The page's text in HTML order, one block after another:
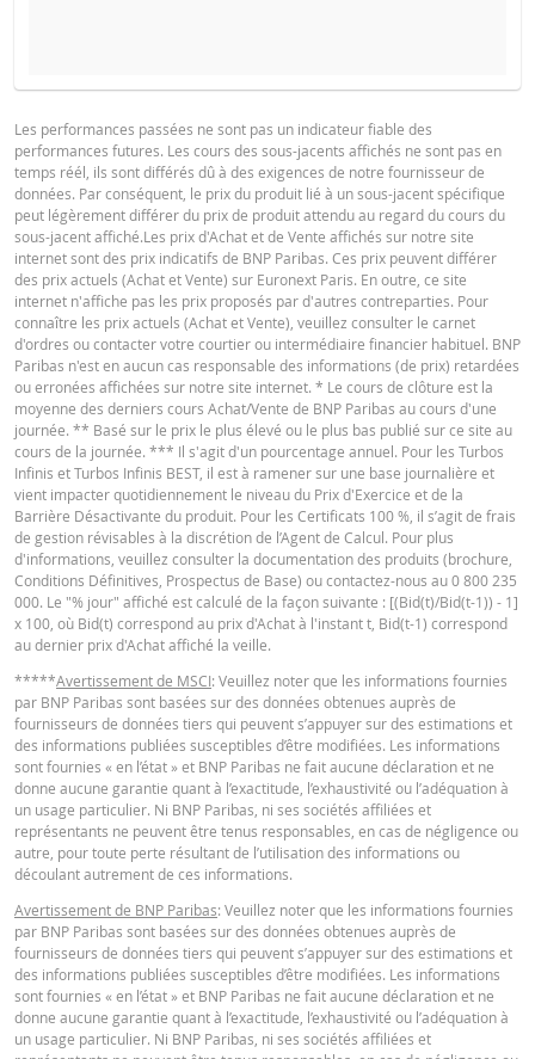
COURS DU SOUS-JACENT ATTENDU QUANTITÉ
PÉRIODE
1 Jour 1 Semaine 1 An
SITUATION
ACTUELLE
NOUVELLE
SITUATION
Cours de
référence
5 777,710 -
Niveau de
financement
4 126,0216 -
Barrière
désactivante
4 126,0216 -
Prime de
risque de gap
0,573 -
Levier 3,48
-
Valeur du
portefeuille
(EUR)
17,09 -
Turbos Infinis
Best (EUR)
17,09 -
Les prix indiqués dans le simulateur sont indicatifs et ne reflètent pas les
actuels ou futurs. Le simulateur suppose un pourcentage de coût de
financement constant alors que ce pourcentage peut en fait changer de
continue. Les rendements des produits dont le sous-jacent est coté dans une
devise différente peuvent être influencés par les effets du taux change. Le
simulateur ne prend pas en compte la différence entre les prix acheteur et
vendeur (le spread) et les dividendes éventuels (et l'impôt sur les
PROSPECTUS DE BASE
Français (France)
FINAL TERMS
Français (France)
CONDITIONS DÉFINITIVES RÉSUMÉ
Français (France)
KEY INFORMATION DOCUMENTS
Key Information Document (FR)
QUOTES
Latest Product Quotes CSV
Les performances passées ne sont pas un indicateur fiable des
performances futures. Les cours des sous-jacents affichés ne sont pas en
temps réél, ils sont différés dû à des exigences de notre fournisseur de
données. Par conséquent, le prix du produit lié à un sous-jacent spécifique
peut légèrement différer du prix de produit attendu au regard du cours du
sous-jacent affiché.Les prix d'Achat et de Vente affichés sur notre site
internet sont des prix indicatifs de BNP Paribas. Ces prix peuvent différer
des prix actuels (Achat et Vente) sur Euronext Paris. En outre, ce site
internet n'affiche pas les prix proposés par d'autres contreparties. Pour
connaître les prix actuels (Achat et Vente), veuillez consulter le carnet
d'ordres ou contacter votre courtier ou intermédiaire financier habituel. BNP
Paribas n'est en aucun cas responsable des informations (de prix) retardées
ou erronées affichées sur notre site internet. * Le cours de clôture est la
moyenne des derniers cours Achat/Vente de BNP Paribas au cours d'une
journée. ** Basé sur le prix le plus élevé ou le plus bas publié sur ce site au
cours de la journée. *** Il s'agit d'un pourcentage annuel. Pour les Turbos
Infinis et Turbos Infinis BEST, il est à ramener sur une base journalière et
vient impacter quotidiennement le niveau du Prix d'Exercice et de la
Barrière Désactivante du produit. Pour les Certificats 100 %, il s’agit de frais
de gestion révisables à la discrétion de l’Agent de Calcul. Pour plus
d'informations, veuillez consulter la documentation des produits (brochure,
Conditions Définitives, Prospectus de Base) ou contactez-nous au 0 800 235
000. Le "% jour" affiché est calculé de la façon suivante : [(Bid(t)/Bid(t-1)) - 1]
x 100, où Bid(t) correspond au prix d'Achat à l'instant t, Bid(t-1) correspond
au dernier prix d'Achat affiché la veille.
*****Avertissement de MSCI: Veuillez noter que les informations fournies
par BNP Paribas sont basées sur des données obtenues auprès de
fournisseurs de données tiers qui peuvent s’appuyer sur des estimations et
des informations publiées susceptibles d’être modifiées. Les informations
sont fournies « en l’état » et BNP Paribas ne fait aucune déclaration et ne
donne aucune garantie quant à l’exactitude, l’exhaustivité ou l’adéquation à
un usage particulier. Ni BNP Paribas, ni ses sociétés affiliées et
représentants ne peuvent être tenus responsables, en cas de négligence ou
autre, pour toute perte résultant de l’utilisation des informations ou
découlant autrement de ces informations.
Avertissement de BNP Paribas: Veuillez noter que les informations fournies
par BNP Paribas sont basées sur des données obtenues auprès de
fournisseurs de données tiers qui peuvent s’appuyer sur des estimations et
des informations publiées susceptibles d’être modifiées. Les informations
sont fournies « en l’état » et BNP Paribas ne fait aucune déclaration et ne
donne aucune garantie quant à l’exactitude, l’exhaustivité ou l’adéquation à
un usage particulier. Ni BNP Paribas, ni ses sociétés affiliées et